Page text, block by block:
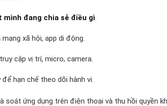
mình đang chia sẻ điều gì
xã hội, app di động.
cập vị trí, micro, camera.
hạn chế theo dõi hành vi.
soát ứng dụng trên điện thoại và thu hồi quyền